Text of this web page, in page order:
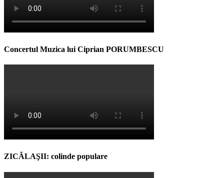
Concertul Muzica lui Ciprian PORUMBESCU
ZICĂLAŞII: colinde populare